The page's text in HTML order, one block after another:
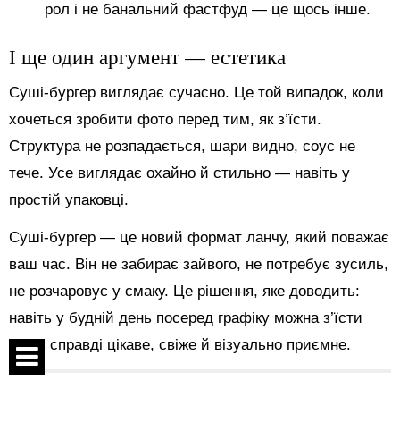
рол і не банальний фастфуд — це щось інше.
І ще один аргумент — естетика
Суші-бургер виглядає сучасно. Це той випадок, коли
хочеться зробити фото перед тим, як з’їсти.
Структура не розпадається, шари видно, соус не
тече. Усе виглядає охайно й стильно — навіть у
простій упаковці.
Суші-бургер — це новий формат ланчу, який поважає
ваш час. Він не забирає зайвого, не потребує зусиль,
не розчаровує у смаку. Це рішення, яке доводить:
навіть у будній день посеред графіку можна з’їсти
щось справді цікаве, свіже й візуально приємне.